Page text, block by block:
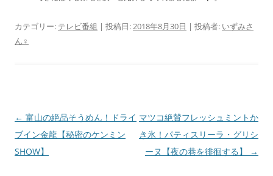
カテゴリー: テレビ番組 | 投稿日:2018年8月30日 | 投稿者: いずみさ
ん♀
投
稿
ナ
← 富山の絶品そうめん！ドライ
ブイン金龍【秘密のケンミン
SHOW】
マツコ絶賛フレッシュミントか
き氷！パティスリーラ・グリシ
ーヌ【夜の巷を徘徊する】
→